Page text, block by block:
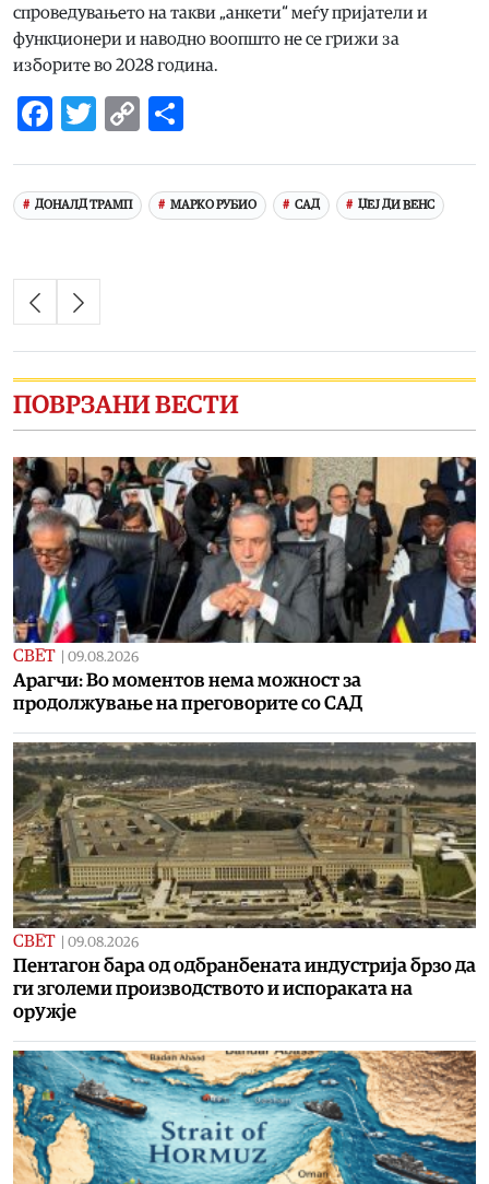
спроведувањето на такви „анкети“ меѓу пријатели и
функционери и наводно воопшто не се грижи за
изборите во 2028 година.
Facebook
Twitter
Copy
ДОНАЛД ТРАМП МАРКО РУБИО САД ЏЕЈ ДИ ВЕНС
ПОВРЗАНИ ВЕСТИ
СВЕТ | 09.08.2026
Арагчи: Во моментов нема можност за
продолжување на преговорите со САД
СВЕТ | 09.08.2026
Пентагон бара од одбранбената индустрија брзо да
ги зголеми производството и испораката на
оружје